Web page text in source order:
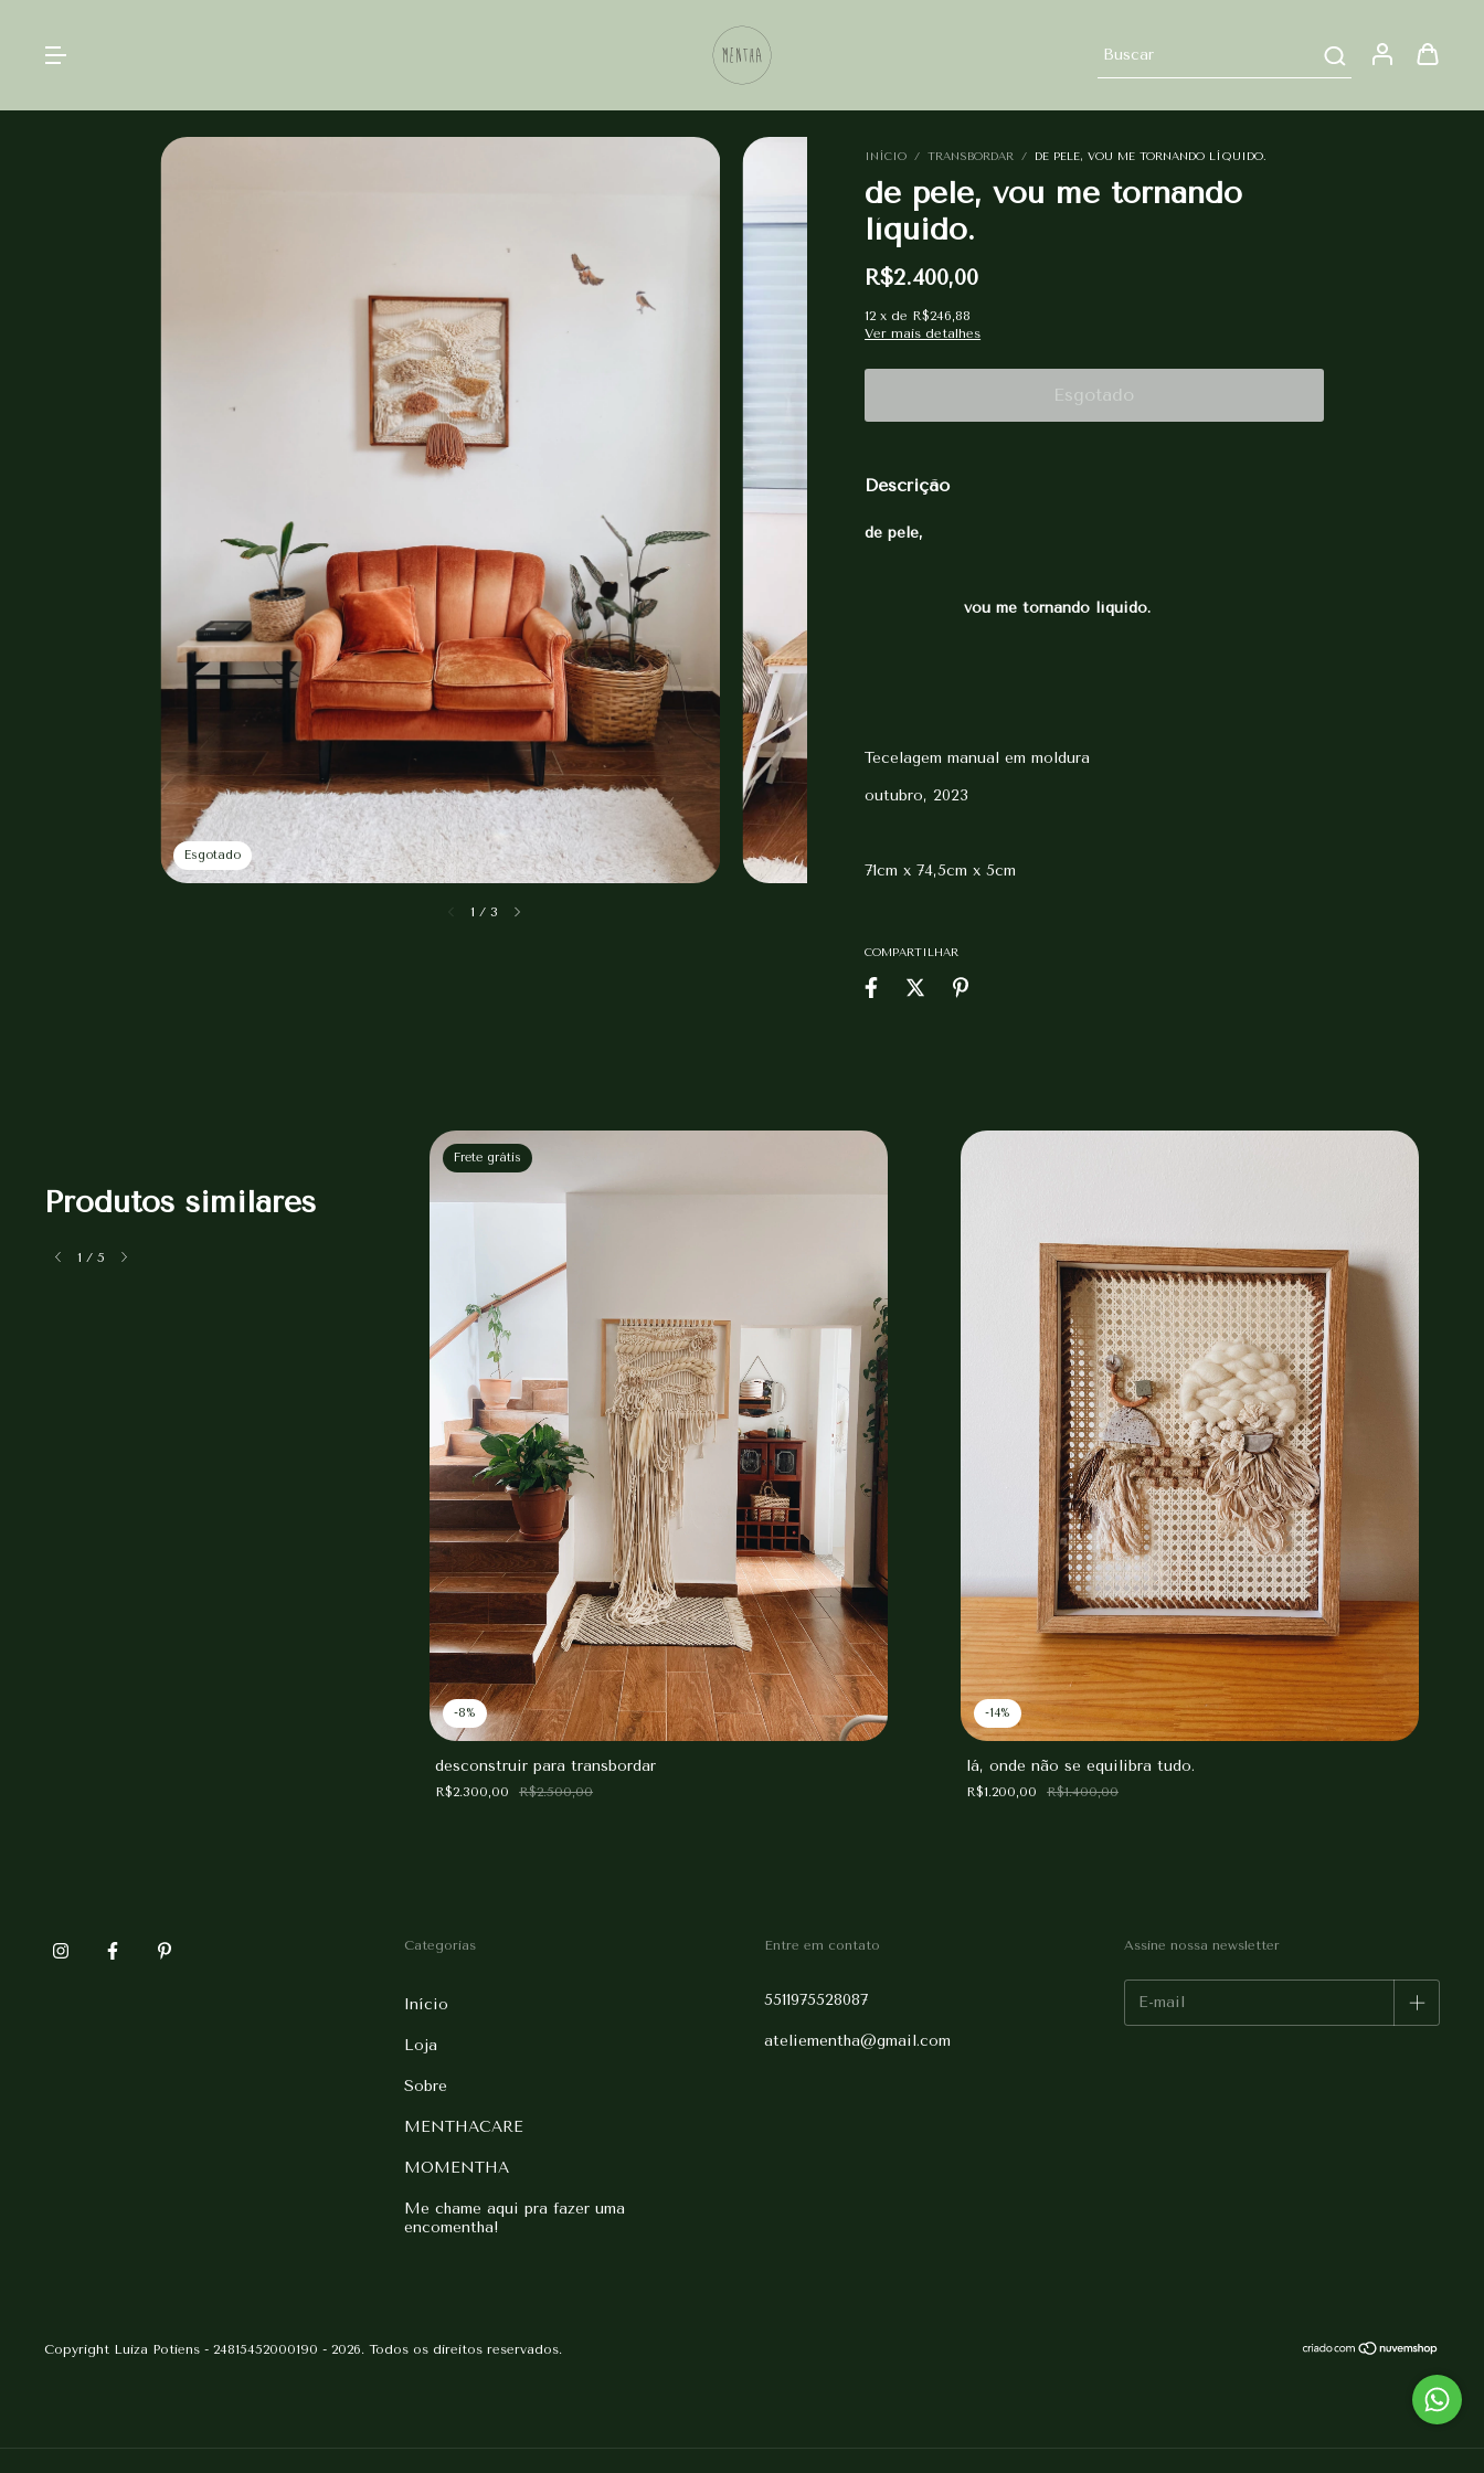
Esgotado
1 / 3
INÍCIO / TRANSBORDAR / DE PELE, VOU ME TORNANDO LÍQUIDO.
de pele, vou me tornando
líquido.
R$2.400,00
12 x de R$246,88
Ver mais detalhes
Descrição
de pele,
vou me tornando líquido.
Tecelagem manual em moldura
outubro, 2023
71cm x 74,5cm x 5cm
COMPARTILHAR
Produtos similares
1 / 5
-8%
Frete grátis
desconstruir para transbordar
R$2.300,00 R$2.500,00
-14%
lá, onde não se equilibra tudo.
R$1.200,00 R$1.400,00
Categorias
Início
Loja
Sobre
MENTHACARE
MOMENTHA
Me chame aqui pra fazer uma
encomentha!
Entre em contato
5511975528087
ateliementha@gmail.com
Assine nossa newsletter
Copyright Luiza Potiens - 24815452000190 - 2026. Todos os direitos reservados.